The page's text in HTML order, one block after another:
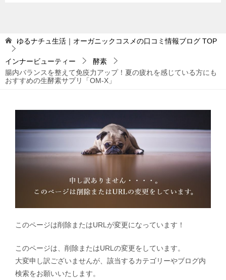
ゆるナチュ生活｜オーガニックコスメの口コミ情報ブログ TOP
インナービューティー
酵素
腸内バランスを整えて免疫力アップ！夏の疲れを感じている方にも
おすすめの生酵素サプリ「OM-X」
このページは削除またはURLが変更になっています！
このページは、削除またはURLの変更をしています。
大変申し訳ございませんが、該当するカテゴリーやブログ内
検索をお願いいたします。